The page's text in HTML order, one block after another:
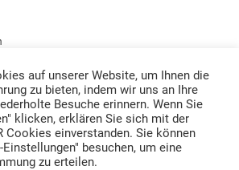
auf unserer Website, um Ihnen die
zu bieten, indem wir uns an Ihre
Besuche erinnern. Wenn Sie
klicken, erklären Sie sich mit der
Cookies einverstanden. Sie können
besuchen, um eine
zu erteilen.